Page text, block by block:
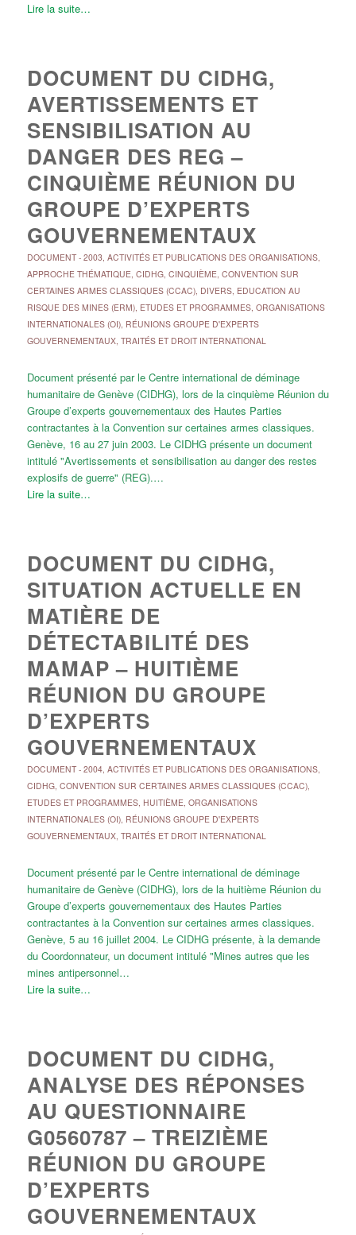
Lire la suite…
DOCUMENT DU CIDHG,
AVERTISSEMENTS ET
SENSIBILISATION AU
DANGER DES REG –
CINQUIÈME RÉUNION DU
GROUPE D’EXPERTS
GOUVERNEMENTAUX
DOCUMENT- 2003, ACTIVITÉS ET PUBLICATIONS DES ORGANISATIONS,
APPROCHE THÉMATIQUE, CIDHG, CINQUIÈME, CONVENTION SUR
CERTAINES ARMES CLASSIQUES (CCAC), DIVERS, EDUCATION AU
RISQUE DES MINES (ERM), ETUDES ET PROGRAMMES, ORGANISATIONS
INTERNATIONALES (OI), RÉUNIONS GROUPE D'EXPERTS
GOUVERNEMENTAUX, TRAITÉS ET DROIT INTERNATIONAL
Document présenté par le Centre international de déminage
humanitaire de Genève (CIDHG), lors de la cinquième Réunion du
Groupe d’experts gouvernementaux des Hautes Parties
contractantes à la Convention sur certaines armes classiques.
Genève, 16 au 27 juin 2003. Le CIDHG présente un document
intitulé "Avertissements et sensibilisation au danger des restes
explosifs de guerre" (REG).…
Lire la suite…
DOCUMENT DU CIDHG,
SITUATION ACTUELLE EN
MATIÈRE DE
DÉTECTABILITÉ DES
MAMAP – HUITIÈME
RÉUNION DU GROUPE
D’EXPERTS
GOUVERNEMENTAUX
DOCUMENT- 2004, ACTIVITÉS ET PUBLICATIONS DES ORGANISATIONS,
CIDHG, CONVENTION SUR CERTAINES ARMES CLASSIQUES (CCAC),
ETUDES ET PROGRAMMES, HUITIÈME, ORGANISATIONS
INTERNATIONALES (OI), RÉUNIONS GROUPE D'EXPERTS
GOUVERNEMENTAUX, TRAITÉS ET DROIT INTERNATIONAL
Document présenté par le Centre international de déminage
humanitaire de Genève (CIDHG), lors de la huitième Réunion du
Groupe d’experts gouvernementaux des Hautes Parties
contractantes à la Convention sur certaines armes classiques.
Genève, 5 au 16 juillet 2004. Le CIDHG présente, à la demande
du Coordonnateur, un document intitulé "Mines autres que les
mines antipersonnel…
Lire la suite…
DOCUMENT DU CIDHG,
ANALYSE DES RÉPONSES
AU QUESTIONNAIRE
G0560787 – TREIZIÈME
RÉUNION DU GROUPE
D’EXPERTS
GOUVERNEMENTAUX